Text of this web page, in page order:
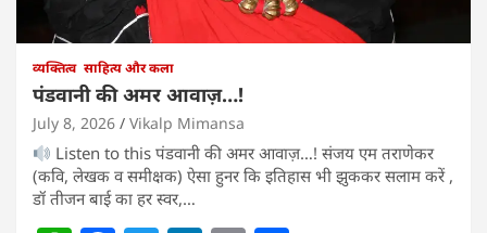
व्यक्तित्व साहित्य और कला
पंडवानी की अमर आवाज़…!
July 8, 2026 Vikalp Mimansa
Listen to this पंडवानी की अमर आवाज़…! संजय एम तराणेकर
(कवि, लेखक व समीक्षक) ऐसा हुनर कि इतिहास भी झुककर सलाम करें ,
डॉ तीजन बाई का हर स्वर,…